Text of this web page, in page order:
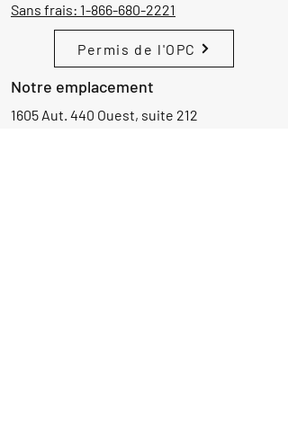
Sans frais: 1-866-680-2221
Permis de l'OPC
Notre emplacement
1605 Aut. 440 Ouest, suite 212